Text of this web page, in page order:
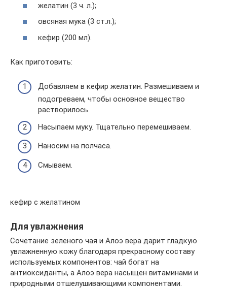
желатин (3 ч. л.);
овсяная мука (3 ст.л.);
кефир (200 мл).
Как приготовить:
Добавляем в кефир желатин. Размешиваем и
подогреваем, чтобы основное вещество
растворилось.
Насыпаем муку. Тщательно перемешиваем.
Наносим на полчаса.
Смываем.
кефир с желатином
Для увлажнения
Сочетание зеленого чая и Алоэ вера дарит гладкую
увлажненную кожу благодаря прекрасному составу
используемых компонентов: чай богат на
антиоксиданты, а Алоэ вера насыщен витаминами и
природными отшелушивающими компонентами.